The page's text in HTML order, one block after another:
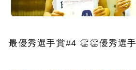
最優秀選手賞#4 👏👏優秀選